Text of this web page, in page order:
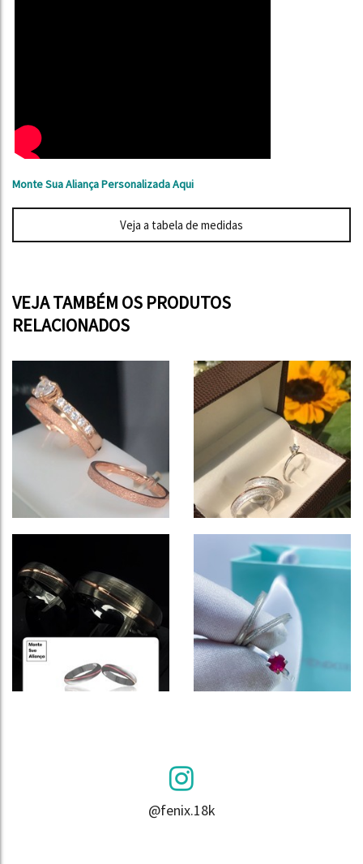
Monte Sua Aliança Personalizada Aqui
Veja a tabela de medidas
VEJA TAMBÉM OS PRODUTOS
RELACIONADOS
@fenix.18k